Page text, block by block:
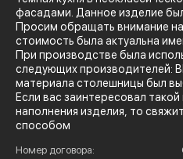
фасадами. Данное изделие
Просим обращать внимание на
стоимость была актуальна
При производстве была
следующих производителей:
материала столешницы был
Если вас заинтересовал
наполнения изделия, то
способом
Номер договора: